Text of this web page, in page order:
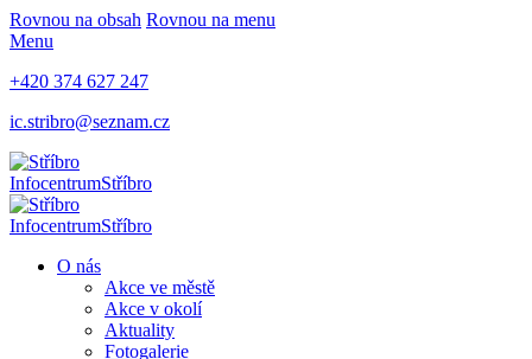
Rovnou na obsah Rovnou na menu
Menu
+420 374 627 247
ic.stribro@seznam.cz
InfocentrumStříbro
InfocentrumStříbro
O nás
Akce ve městě
Akce v okolí
Aktuality
Fotogalerie